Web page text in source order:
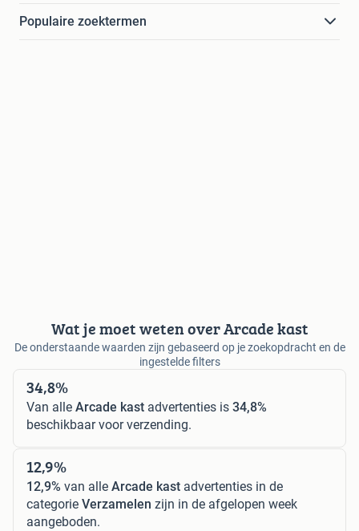
Populaire zoektermen
Wat je moet weten over Arcade kast
De onderstaande waarden zijn gebaseerd op je zoekopdracht en de
ingestelde filters
34,8%
Van alle Arcade kast advertenties is 34,8%
beschikbaar voor verzending.
12,9%
12,9% van alle Arcade kast advertenties in de
categorie Verzamelen zijn in de afgelopen week
aangeboden.